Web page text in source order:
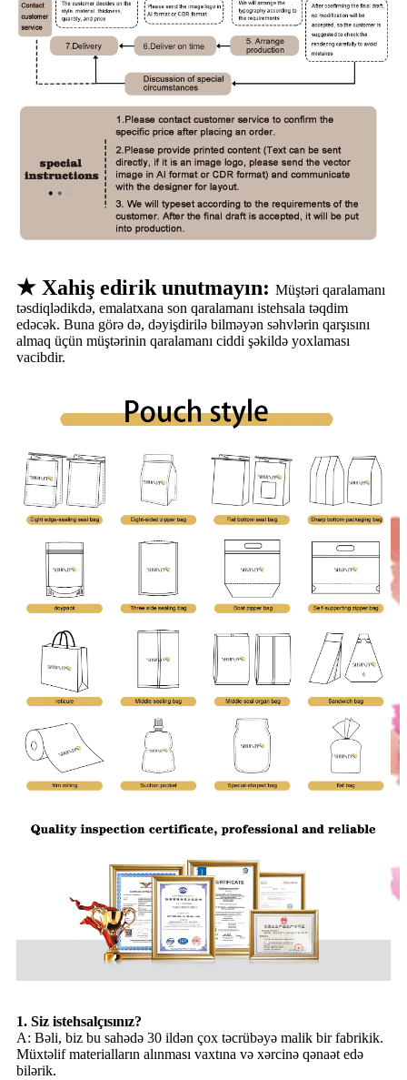
★ Xahiş edirik unutmayın: Müştəri qaralamanı
təsdiqlədikdə, emalatxana son qaralamanı istehsala təqdim
edəcək. Buna görə də, dəyişdirilə bilməyən səhvlərin qarşısını
almaq üçün müştərinin qaralamanı ciddi şəkildə yoxlaması
vacibdir.
1. Siz istehsalçısınız?
A: Bəli, biz bu sahədə 30 ildən çox təcrübəyə malik bir fabrikik.
Müxtəlif materialların alınması vaxtına və xərcinə qənaət edə
bilərik.